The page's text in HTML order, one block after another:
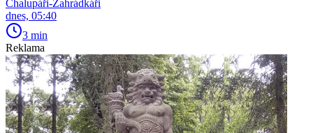
Chalupáři-Zahrádkáři
dnes, 05:40
3 min
Reklama